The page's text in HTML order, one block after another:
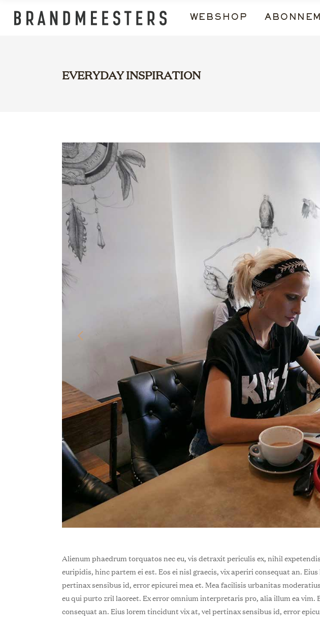
WEBSHOP
EVERYDAY INSPIRATION
Alienum phaedrum torquatos nec eu, vis detraxit periculis ex, nihil
euripidis, hinc partem ei est. Eos ei nisl graecis, vix aperiri consequat an.
pertinax sensibus id, error epicurei mea et. Mea facilisis urbanitas
eu qui purto zril laoreet. Ex error omnium interpretaris pro, alia illum ea vim.
consequat an. Eius lorem tincidunt vix at, vel pertinax sensibus id, error